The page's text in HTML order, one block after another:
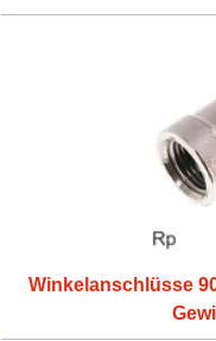
Winkelanschlüsse